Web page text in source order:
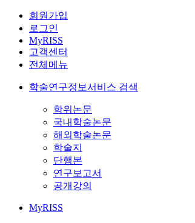
회원가입
로그인
MyRISS
고객센터
전체메뉴
학술연구정보서비스 검색
학위논문
국내학술논문
해외학술논문
학술지
단행본
연구보고서
공개강의
MyRISS